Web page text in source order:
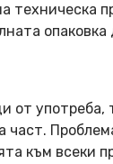
техническа
от употреба,
част.
към всеки